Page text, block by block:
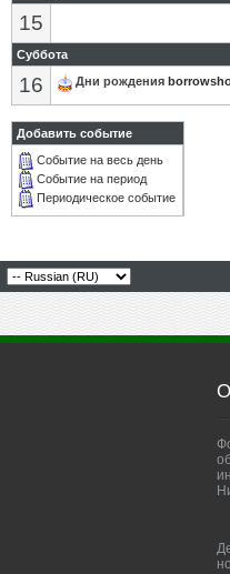
15
Суббота
16 Дни рождения
Добавить событие
Событие на весь день
Событие на период
Периодическое событие